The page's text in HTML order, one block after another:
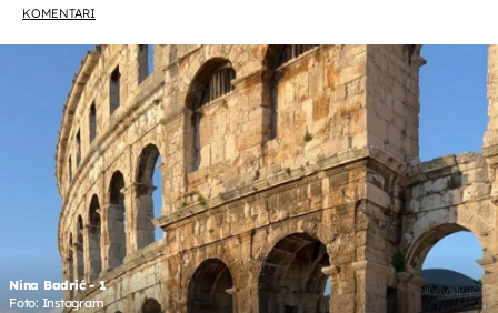
KOMENTARI
Nina Badrić - 1
Foto: Instagram
OMOGUĆI OBAVIJESTI